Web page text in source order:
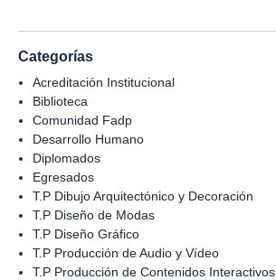
Categorías
Acreditación Institucional
Biblioteca
Comunidad Fadp
Desarrollo Humano
Diplomados
Egresados
T.P Dibujo Arquitectónico y Decoración
T.P Diseño de Modas
T.P Diseño Gráfico
T.P Producción de Audio y Vídeo
T.P Producción de Contenidos Interactivos